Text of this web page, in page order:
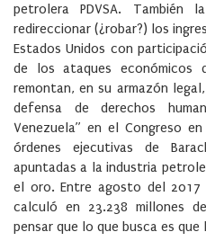
petrolera PDVSA. También
redireccionar (¿robar?) los
Estados Unidos con
de los ataques económicos
remontan, en su armazón
defensa de derechos
Venezuela” en el Congreso
órdenes ejecutivas de
apuntadas a la industria
el oro. Entre agosto del
calculó en 23.238 millones
pensar que lo que busca es